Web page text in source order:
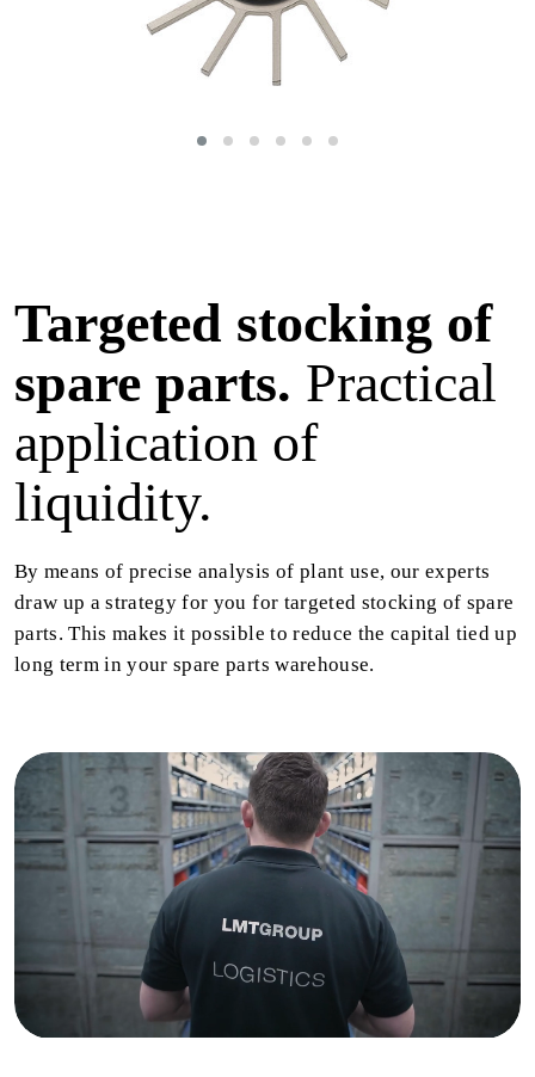
Targeted stocking of
spare parts. Practical
application of
liquidity.
By means of precise analysis of plant use, our experts
draw up a strategy for you for targeted stocking of spare
parts. This makes it possible to reduce the capital tied up
long term in your spare parts warehouse.